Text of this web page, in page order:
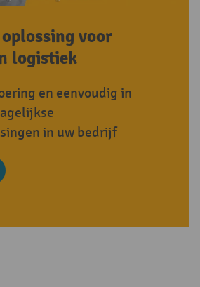
voor
logistiek
en eenvoudig in
in uw bedrijf